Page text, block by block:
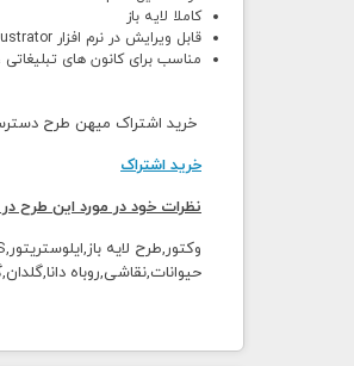
کاملا لایه باز
قابل ویرایش در نرم افزار Adobe illustrator و ...
مناسب برای کانون های تبلیغاتی
خرید اشتراک میهن طرح
خرید اشتراک
نظرات خود در مورد این طرح
وکتور,طرح لایه باز,
حیوانات,نقاشی,روباه